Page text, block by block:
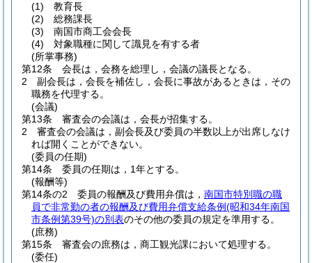
(1)
教育長
(2)
総務課長
(3)
南国市商工会会長
(4)
対象職種に関して識見を有する者
(所掌事務)
第12条
会長は，会務を総理し，会議の議長となる。
2
副会長は，会長を補佐し，会長に事故があるときは，その
職務を代理する。
(会議)
第13条
審査会の会議は，会長が招集する。
2
審査会の会議は，副会長及び委員の半数以上が出席しなけ
れば開くことができない。
(委員の任期)
第14条
委員の任期は，1年とする。
(報酬等)
第14条の2
委員の報酬及び費用弁償は， 南国市特別職の職
員で非常勤の者の報酬及び費用弁償支給条例(昭和34年南国
市条例第39号)の別表のその他の委員の規定を準用する。
(庶務)
第15条
審査会の庶務は，商工観光課において処理する。
(委任)